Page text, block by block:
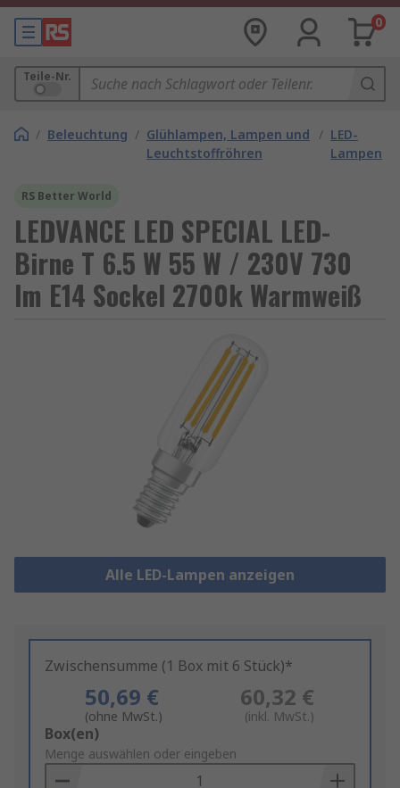
0
Teile-Nr.
/ Beleuchtung / Glühlampen, Lampen und
Leuchtstoffröhren
/ LED-
Lampen
RS Better World
LEDVANCE LED SPECIAL LED-
Birne T 6.5 W 55 W / 230V 730
lm E14 Sockel 2700k Warmweiß
Alle LED-Lampen anzeigen
Zwischensumme (1 Box mit 6 Stück)*
50,69 €
(ohne MwSt.)
60,32 €
(inkl. MwSt.)
Add
to
Basket
Box(en)
Menge auswählen oder eingeben